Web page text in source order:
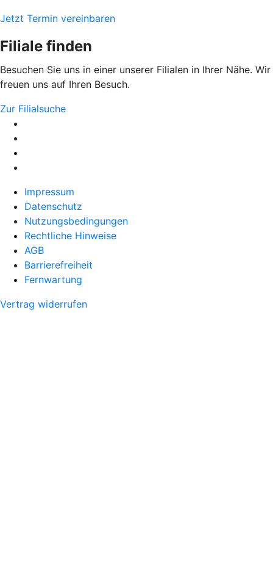
Jetzt Termin vereinbaren
Filiale finden
Besuchen Sie uns in einer unserer Filialen in Ihrer Nähe. Wir
freuen uns auf Ihren Besuch.
Zur Filialsuche
Impressum
Datenschutz
Nutzungsbedingungen
Rechtliche Hinweise
AGB
Barrierefreiheit
Fernwartung
Vertrag widerrufen